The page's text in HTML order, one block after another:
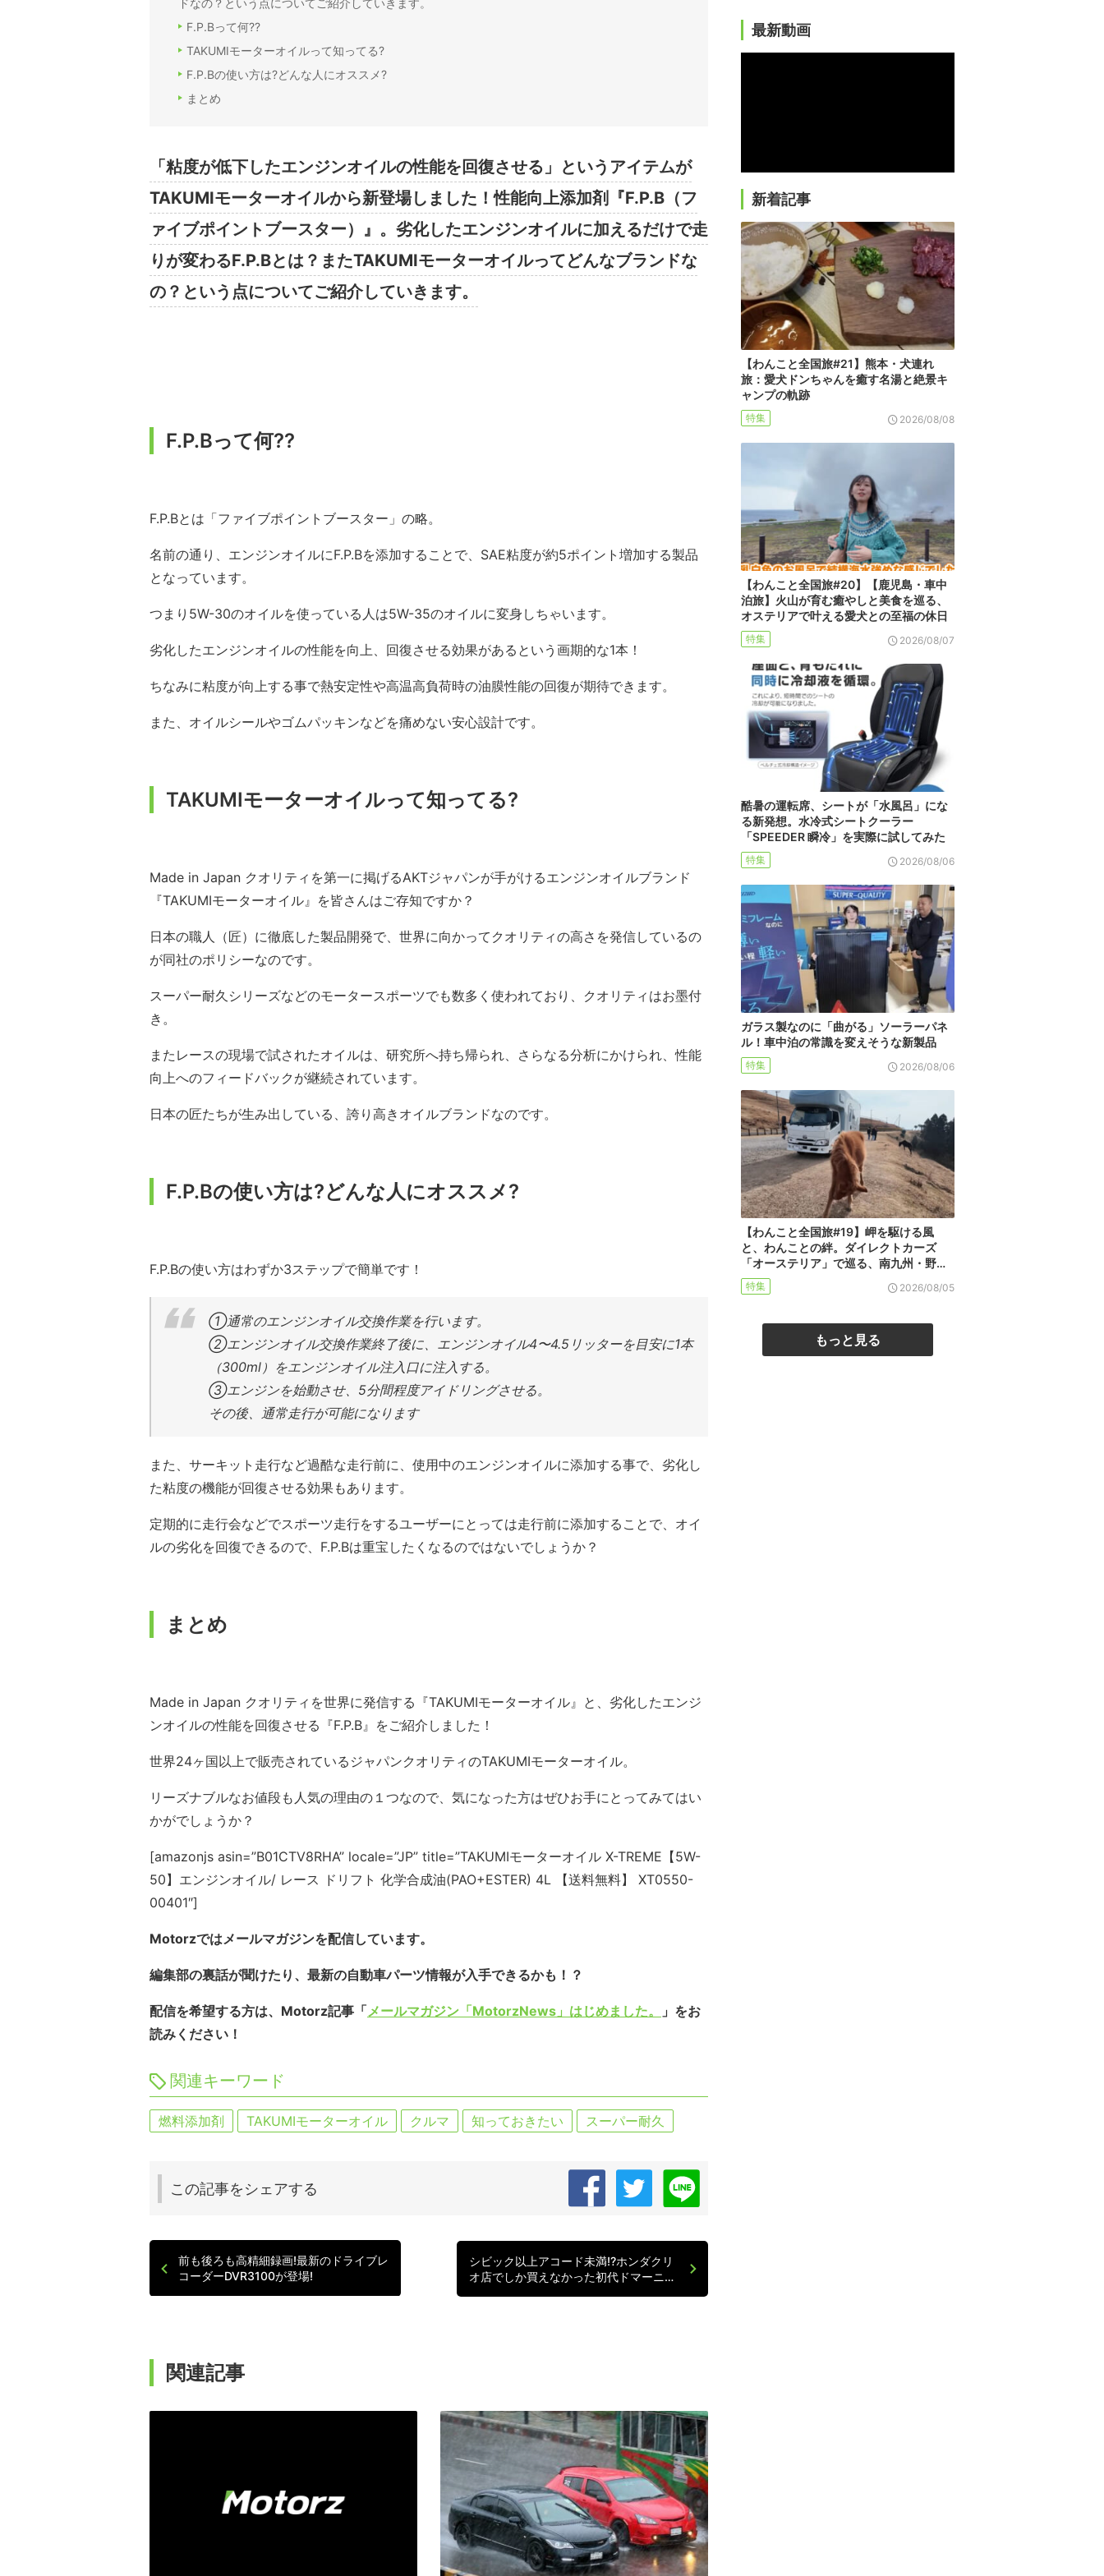
ドなの？という点についてご紹介していきます。
F.P.Bって何??
TAKUMIモーターオイルって知ってる?
F.P.Bの使い方は?どんな人にオススメ?
まとめ
「粘度が低下したエンジンオイルの性能を回復させる」というアイテムが
TAKUMIモーターオイルから新登場しました！性能向上添加剤『F.P.B（フ
ァイブポイントブースター）』。劣化したエンジンオイルに加えるだけで走
りが変わるF.P.Bとは？またTAKUMIモーターオイルってどんなブランドな
の？という点についてご紹介していきます。
F.P.Bって何??
F.P.Bとは「ファイブポイントブースター」の略。
名前の通り、エンジンオイルにF.P.Bを添加することで、SAE粘度が約5ポイント増加する製品
となっています。
つまり5W-30のオイルを使っている人は5W-35のオイルに変身しちゃいます。
劣化したエンジンオイルの性能を向上、回復させる効果があるという画期的な1本！
ちなみに粘度が向上する事で熱安定性や高温高負荷時の油膜性能の回復が期待できます。
また、オイルシールやゴムパッキンなどを痛めない安心設計です。
TAKUMIモーターオイルって知ってる?
Made in Japan クオリティを第一に掲げるAKTジャパンが手がけるエンジンオイルブランド
『TAKUMIモーターオイル』を皆さんはご存知ですか？
日本の職人（匠）に徹底した製品開発で、世界に向かってクオリティの高さを発信しているの
が同社のポリシーなのです。
スーパー耐久シリーズなどのモータースポーツでも数多く使われており、クオリティはお墨付
き。
またレースの現場で試されたオイルは、研究所へ持ち帰られ、さらなる分析にかけられ、性能
向上へのフィードバックが継続されています。
日本の匠たちが生み出している、誇り高きオイルブランドなのです。
F.P.Bの使い方は?どんな人にオススメ?
F.P.Bの使い方はわずか3ステップで簡単です！
①通常のエンジンオイル交換作業を行います。
②エンジンオイル交換作業終了後に、エンジンオイル4〜4.5リッターを目安に1本
（300ml）をエンジンオイル注入口に注入する。
③エンジンを始動させ、5分間程度アイドリングさせる。
その後、通常走行が可能になります
また、サーキット走行など過酷な走行前に、使用中のエンジンオイルに添加する事で、劣化し
た粘度の機能が回復させる効果もあります。
定期的に走行会などでスポーツ走行をするユーザーにとっては走行前に添加することで、オイ
ルの劣化を回復できるので、F.P.Bは重宝したくなるのではないでしょうか？
まとめ
Made in Japan クオリティを世界に発信する『TAKUMIモーターオイル』と、劣化したエンジ
ンオイルの性能を回復させる『F.P.B』をご紹介しました！
世界24ヶ国以上で販売されているジャパンクオリティのTAKUMIモーターオイル。
リーズナブルなお値段も人気の理由の１つなので、気になった方はぜひお手にとってみてはい
かがでしょうか？
[amazonjs asin=”B01CTV8RHA” locale=”JP” title=”TAKUMIモーターオイル X-TREME【5W-
50】エンジンオイル/ レース ドリフト 化学合成油(PAO+ESTER) 4L 【送料無料】 XT0550-
00401″]
Motorzではメールマガジンを配信しています。
編集部の裏話が聞けたり、最新の自動車パーツ情報が入手できるかも！？
配信を希望する方は、Motorz記事「メールマガジン「MotorzNews」はじめました。
」をお
読みください！
関連キーワード
燃料添加剤 TAKUMIモーターオイル クルマ 知っておきたい スーパー耐久
この記事をシェアする
前も後ろも高精細録画!最新のドライブレ
コーダーDVR3100が登場!
シビック以上アコード未満!?ホンダクリ
オ店でしか買えなかった初代ドマーニ…
関連記事
最新動画
新着記事
【わんこと全国旅#21】熊本・犬連れ
旅：愛犬ドンちゃんを癒す名湯と絶景キ
ャンプの軌跡
特集 2026/08/08
【わんこと全国旅#20】【鹿児島・車中
泊旅】火山が育む癒やしと美食を巡る、
オステリアで叶える愛犬との至福の休日
特集 2026/08/07
酷暑の運転席、シートが「水風呂」にな
る新発想。水冷式シートクーラー
「SPEEDER 瞬冷」を実際に試してみた
特集 2026/08/06
ガラス製なのに「曲がる」ソーラーパネ
ル！車中泊の常識を変えそうな新製品
特集 2026/08/06
【わんこと全国旅#19】岬を駆ける風
と、わんことの絆。ダイレクトカーズ
「オーステリア」で巡る、南九州・野…
特集 2026/08/05
もっと見る